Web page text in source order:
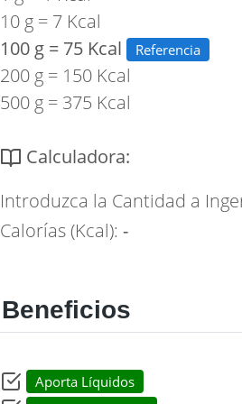
10 g = 7 Kcal
100 g = 75 Kcal
Referencia
200 g = 150 Kcal
500 g = 375 Kcal
Calculadora:
Introduzca la Cantidad a
Calorías (Kcal): -
Beneficios
Aporta Líquidos